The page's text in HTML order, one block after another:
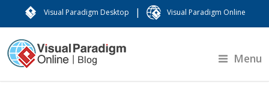
Visual Paradigm Desktop | Visual Paradigm Online
Menu